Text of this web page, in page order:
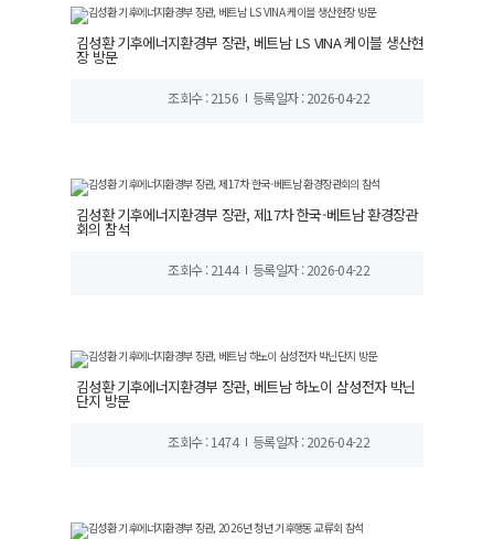
김성환 기후에너지환경부 장관, 베트남 LS VINA 케이블 생산현
장 방문
조회수 : 2156 등록일자 : 2026-04-22
김성환 기후에너지환경부 장관, 제17차 한국-베트남 환경장관
회의 참석
조회수 : 2144 등록일자 : 2026-04-22
김성환 기후에너지환경부 장관, 베트남 하노이 삼성전자 박닌
단지 방문
조회수 : 1474 등록일자 : 2026-04-22